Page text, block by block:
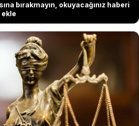
bırakmayın, okuyacağınız haberi
ekle
Tuğ. Naim Babüroğlu’nun
girişi, köşe yazısı nedeniyle
Mahkeme ‘Yazdıkları ifade
dedi, kararı iptal etti.